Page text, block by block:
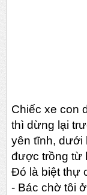
Nhà
Chiếc xe con
thì dừng lại
yên tĩnh, dưới
được trồng từ
Đó là biệt thự
- Bác chờ tôi